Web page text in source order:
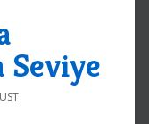
Seviye